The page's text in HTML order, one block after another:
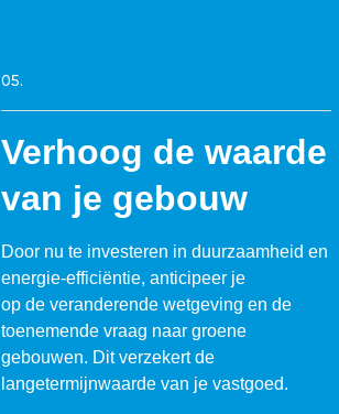
05.
Verhoog de waarde
van je gebouw
Door nu te investeren in duurzaamheid en
energie-efficiëntie, anticipeer je
op de veranderende wetgeving en de
toenemende vraag naar groene
gebouwen. Dit verzekert de
langetermijnwaarde van je vastgoed.